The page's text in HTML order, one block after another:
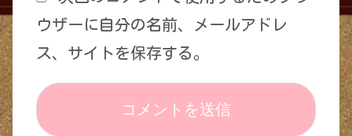
ウザーに自分の名前、メールアドレ
ス、サイトを保存する。